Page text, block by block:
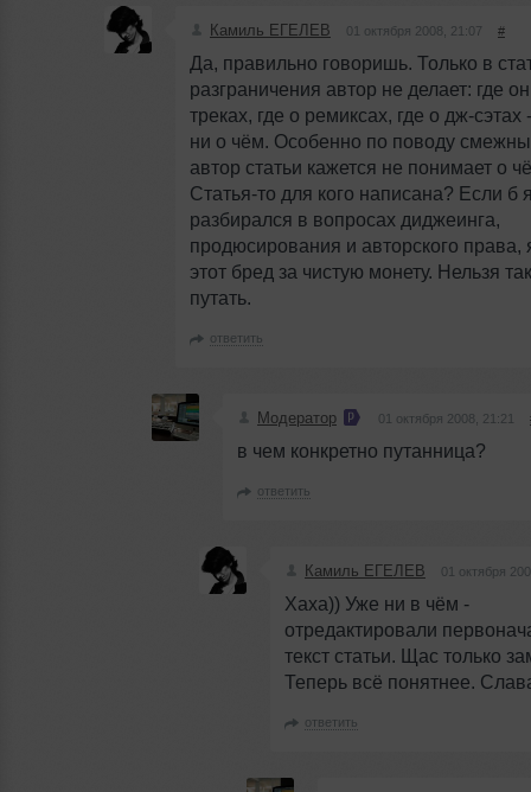
Камиль ЕГЕЛЕВ 01 октября 2008, 21:07 #
Да, правильно говоришь. Только в
разграничения автор не делает: где
треках, где о ремиксах, где о дж-сэтах
ни о чём. Особенно по поводу
автор статьи кажется не понимает о
Статья-то для кого написана? Если б
разбирался в вопросах диджеинга,
продюсирования и авторского
этот бред за чистую монету. Нельзя
путать.
ответить
Модератор 01 октября 2008, 21:21
в чем конкретно путанница?
ответить
Камиль ЕГЕЛЕВ 01 октября
Хаха)) Уже ни в чём -
отредактировали
текст статьи. Щас только
Теперь всё понятнее.
ответить